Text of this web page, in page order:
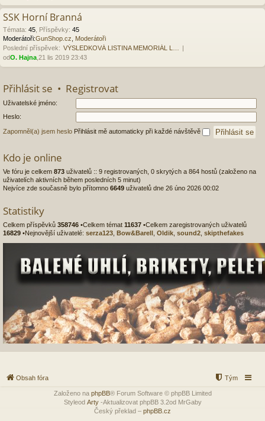
SSK Horní Branná
Témata: 45 Příspěvky: 45
Moderátoři:GunShop.cz
Moderátoři
Poslední příspěvek: VÝSLEDKOVÁ LISTINA MEMORIÁL L…
odO. Hajna ,21 lis 2019 23:43
Přihlásit se • Registrovat
Uživatelské jméno:
Heslo:
Zapomněl(a) jsem heslo Přihlásit mě automaticky při každé návštěvě
Kdo je online
Ve fóru je celkem 873 uživatelů :: 9 registrovaných, 0 skrytých a 864 hostů (založeno na
uživatelích aktivních během posledních 5 minut)
Nejvíce zde současně bylo přítomno 6649 uživatelů dne 26 úno 2026 00:02
Statistiky
Celkem příspěvků 358746 •Celkem témat 11637 •Celkem zaregistrovaných uživatelů
16829 •Nejnovější uživatelé: serza123 Bow&Barell Oldik sound2 skipthefakes
Obsah fóra Tým
Založeno na phpBB® Forum Software © phpBB Limited
Styleod Arty-Aktualizovat phpBB 3.2od MrGaby
Český překlad – phpBB.cz